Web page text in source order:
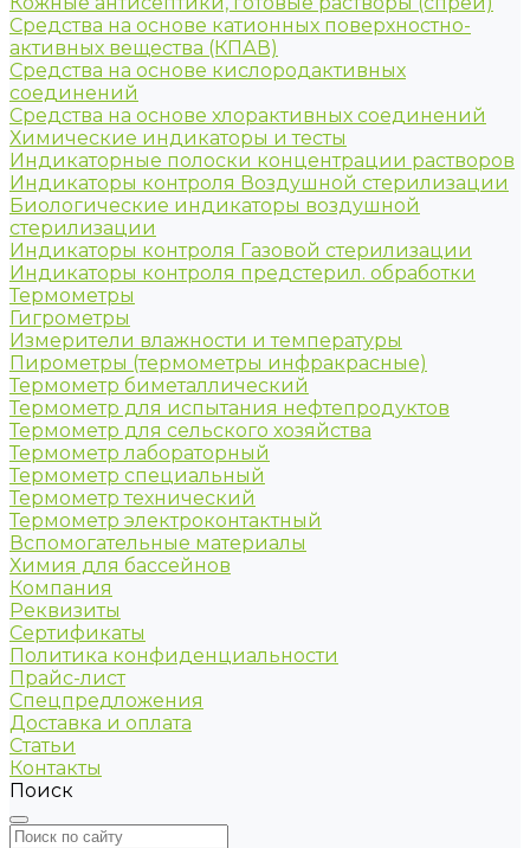
Средства на основе катионных поверхностно-
активных вещества (КПАВ)
Средства на основе кислородактивных
соединений
Средства на основе хлорактивных соединений
Химические индикаторы и тесты
Индикаторные полоски концентрации растворов
Индикаторы контроля Воздушной стерилизации
Биологические индикаторы воздушной
стерилизации
Индикаторы контроля Газовой стерилизации
Индикаторы контроля предстерил. обработки
Термометры
Гигрометры
Измерители влажности и температуры
Пирометры (термометры инфракрасные)
Термометр биметаллический
Термометр для испытания нефтепродуктов
Термометр для сельского хозяйства
Термометр лабораторный
Термометр специальный
Термометр технический
Термометр электроконтактный
Вспомогательные материалы
Химия для бассейнов
Компания
Реквизиты
Сертификаты
Политика конфиденциальности
Прайс-лист
Спецпредложения
Доставка и оплата
Статьи
Контакты
Поиск